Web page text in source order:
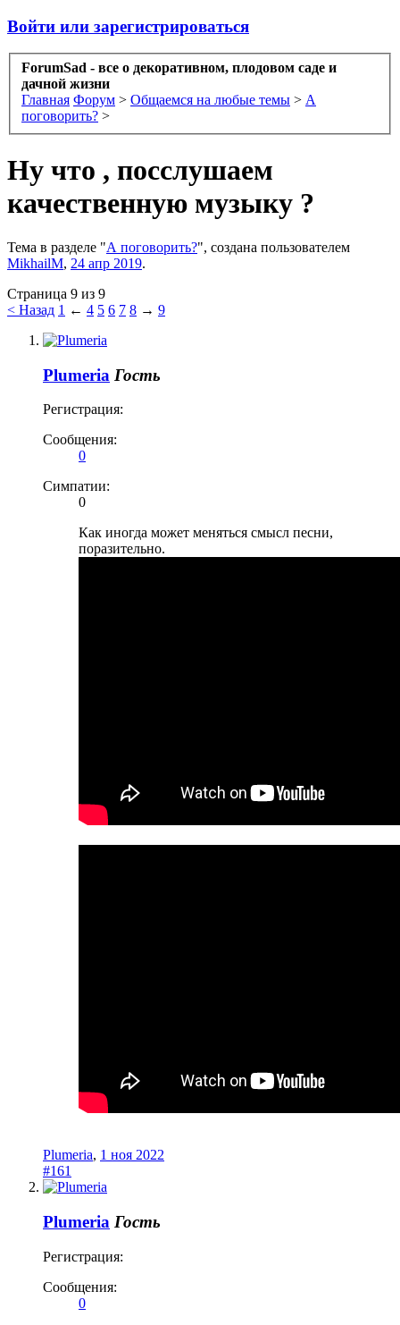
Войти или зарегистрироваться
ForumSad - все о декоративном, плодовом саде и
дачной жизни
Главная Форум > Общаемся на любые темы > А
поговорить? >
Ну что , посслушаем
качественную музыку ?
Тема в разделе "А поговорить?", создана пользователем
MikhailM, 24 апр 2019.
Страница 9 из 9
< Назад 1 ← 4 5 6 7 8 → 9
Plumeria Гость
Регистрация:
Сообщения:
0
Симпатии:
0
Как иногда может меняться смысл песни,
поразительно.
Plumeria, 1 ноя 2022
#161
Plumeria Гость
Регистрация:
Сообщения:
0